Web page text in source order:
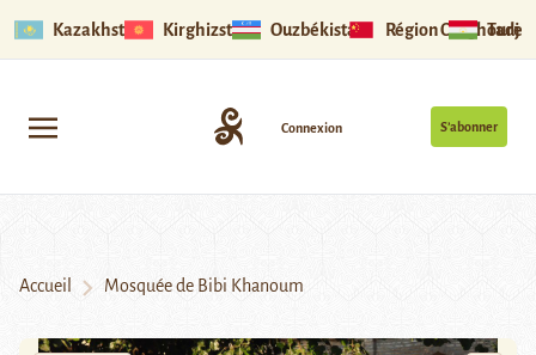
Kazakhstan Kirghizstan Ouzbékistan Région Ouïghoure
S’abonner
Connexion
Accueil Mosquée de Bibi Khanoum